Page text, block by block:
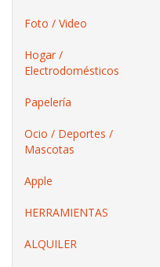
Foto / Video
Hogar /
Electrodomésticos
Papelería
Ocio / Deportes /
Mascotas
Apple
HERRAMIENTAS
ALQUILER